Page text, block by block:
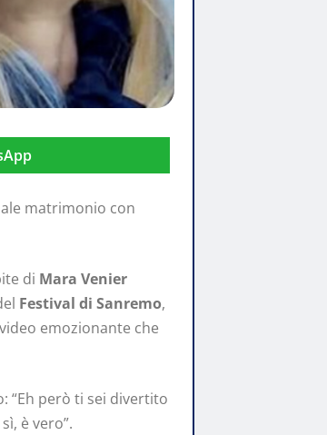
matrimonio con
di Mara Venier
Festival di Sanremo,
emozionante che
“Eh però ti sei divertito
è vero”.